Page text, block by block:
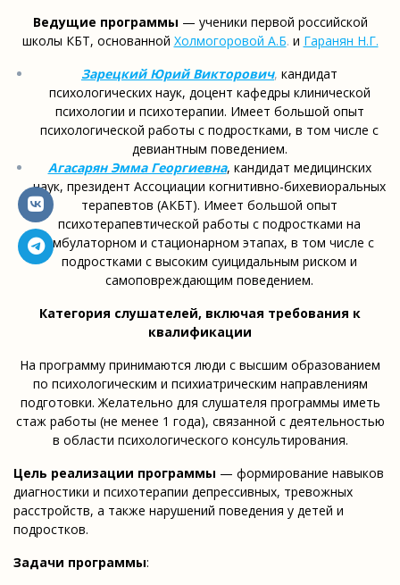
Ведущие программы — ученики первой российской
школы КБТ, основанной Холмогоровой А.Б. и Гаранян Н.Г.
Зарецкий Юрий Викторович, кандидат
психологических наук, доцент кафедры клинической
психологии и психотерапии. Имеет большой опыт
психологической работы с подростками, в том числе с
девиантным поведением.
Агасарян Эмма Георгиевна, кандидат медицинских
наук, президент Ассоциации когнитивно-бихевиоральных
терапевтов (АКБТ). Имеет большой опыт
психотерапевтической работы с подростками на
амбулаторном и стационарном этапах, в том числе с
подростками с высоким суицидальным риском и
самоповреждающим поведением.
Категория слушателей, включая требования к
квалификации
На программу принимаются люди с высшим образованием
по психологическим и психиатрическим направлениям
подготовки. Желательно для слушателя программы иметь
стаж работы (не менее 1 года), связанной с деятельностью
в области психологического консультирования.
Цель реализации программы — формирование навыков
диагностики и психотерапии депрессивных, тревожных
расстройств, а также нарушений поведения у детей и
подростков.
Задачи программы: